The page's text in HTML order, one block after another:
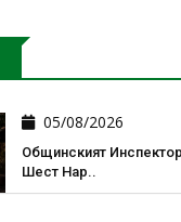
05/08/2026
Общинският
Шест Нар..